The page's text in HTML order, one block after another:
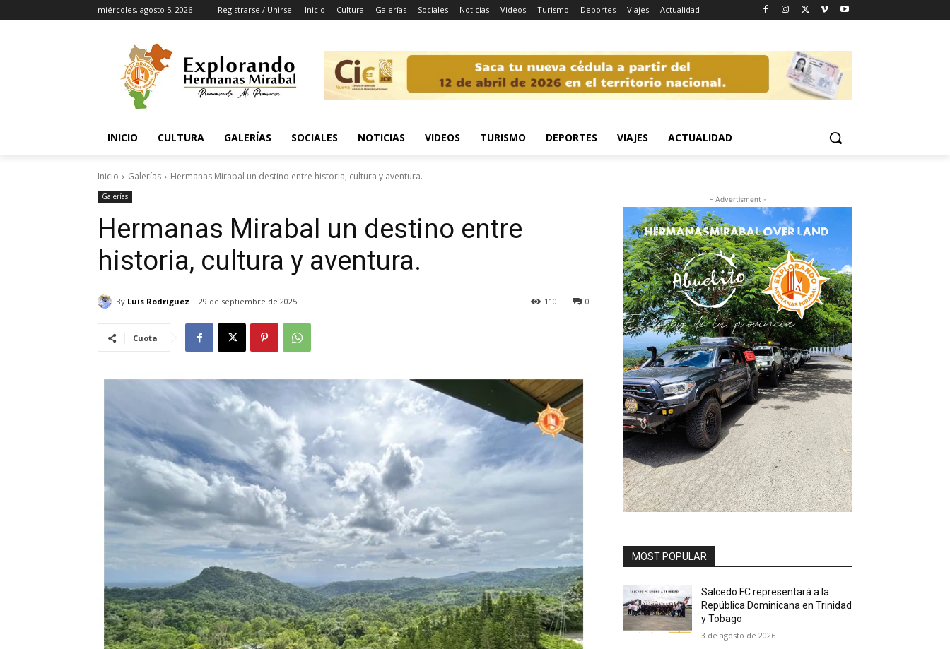
miércoles, agosto 5, 2026 Registrarse / Unirse Inicio Cultura Galerías Sociales Noticias Videos Turismo Deportes Viajes Actualidad
INICIO CULTURA GALERÍAS SOCIALES NOTICIAS VIDEOS TURISMO DEPORTES VIAJES ACTUALIDAD
Inicio Galerías Hermanas Mirabal un destino entre historia, cultura y aventura.
Galerías
Hermanas Mirabal un destino entre
historia, cultura y aventura.
By Luis Rodriguez 29 de septiembre de 2025 0
110
Cuota
- Advertisment -
MOST POPULAR
Salcedo FC representará a la
República Dominicana en Trinidad
y Tobago
3 de agosto de 2026